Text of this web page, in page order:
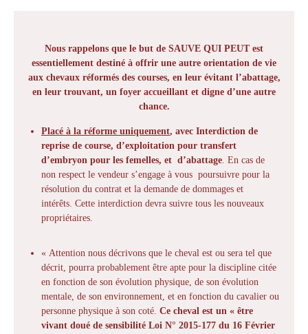
Nous rappelons que le but de SAUVE QUI PEUT est
essentiellement destiné à offrir une autre orientation de vie
aux chevaux réformés des courses, en leur évitant l’abattage,
en leur trouvant, un foyer accueillant et digne d’une autre
chance.
Placé à la réforme uniquement, avec Interdiction de
reprise de course, d’exploitation pour transfert
d’embryon pour les femelles, et d’abattage. En cas de
non respect le vendeur s’engage à vous poursuivre pour la
résolution du contrat et la demande de dommages et
intérêts. Cette interdiction devra suivre tous les nouveaux
propriétaires.
« Attention nous décrivons que le cheval est ou sera tel que
décrit, pourra probablement être apte pour la discipline citée
en fonction de son évolution physique, de son évolution
mentale, de son environnement, et en fonction du cavalier ou
personne physique à son coté. Ce cheval est un « être
vivant doué de sensibilité Loi N° 2015-177 du 16 Février